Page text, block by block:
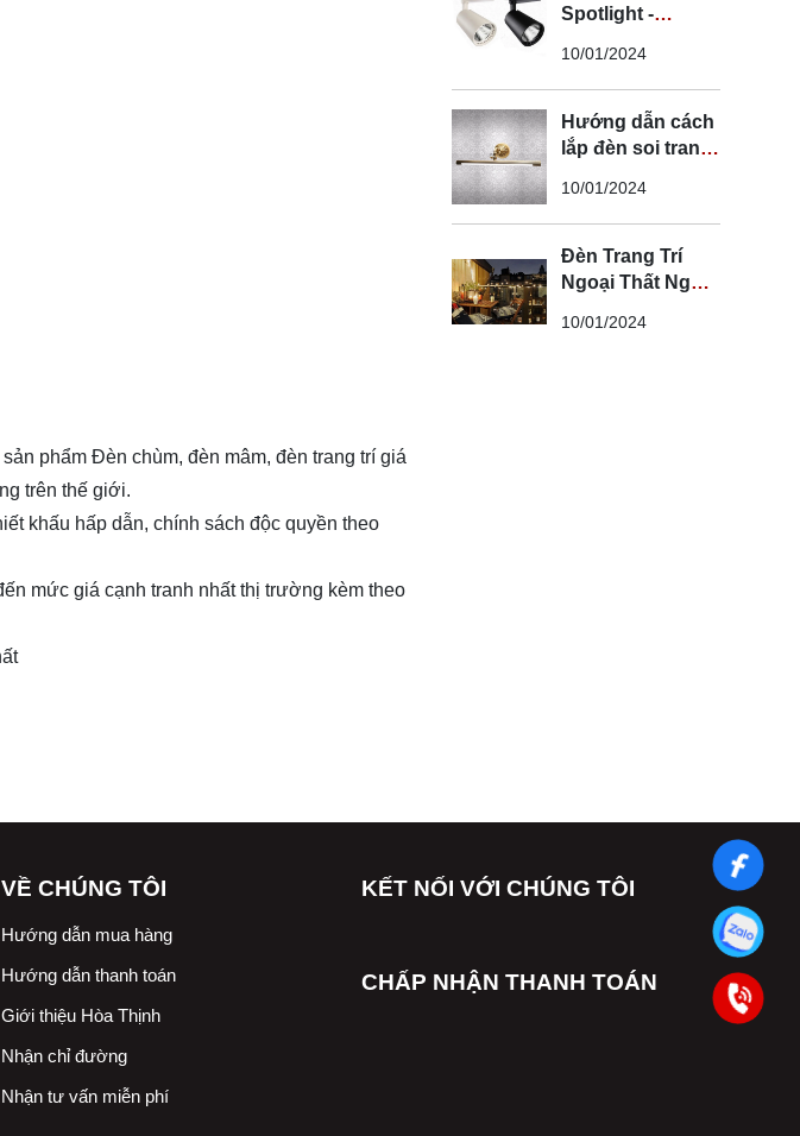
phẩm Đèn chùm, đèn mâm, đèn trang trí giá
trên thế giới.
khấu hấp dẫn, chính sách độc quyền theo
mức giá cạnh tranh nhất thị trường kèm theo
Spotlight -
- Spotlight rọi ray
10/01/2024
Hướng dẫn cách
lắp đèn soi tranh
an toàn
10/01/2024
Đèn Trang Trí
Ngoại Thất Ngoài
Thất Trang Trí
10/01/2024
VỀ CHÚNG TÔI
Hướng dẫn mua hàng
Hướng dẫn thanh toán
Giới thiệu Hòa Thịnh
Nhận chỉ đường
Nhận tư vấn miễn phí
KẾT NỐI VỚI CHÚNG TÔI
CHẤP NHẬN THANH TOÁN